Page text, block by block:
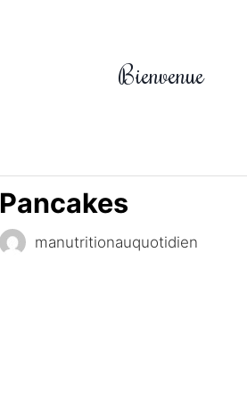
Bienvenue
Pancakes
manutritionauquotidien